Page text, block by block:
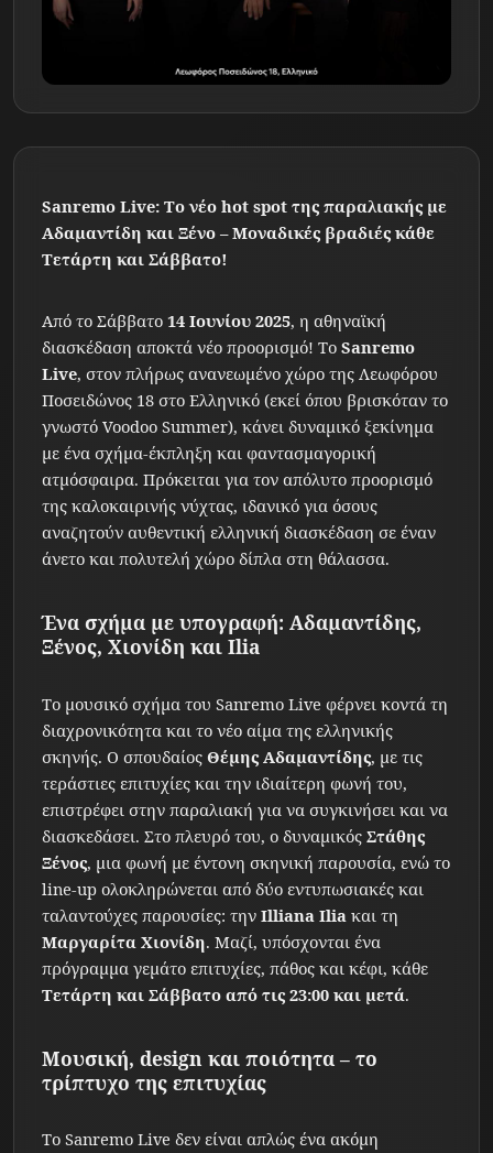
Sanremo Live: Το νέο hot spot της παραλιακής με
Αδαμαντίδη και Ξένο – Μοναδικές βραδιές κάθε
Τετάρτη και Σάββατο!
Από το Σάββατο 14 Ιουνίου 2025, η αθηναϊκή
διασκέδαση αποκτά νέο προορισμό! Το Sanremo
Live, στον πλήρως ανανεωμένο χώρο της Λεωφόρου
Ποσειδώνος 18 στο Ελληνικό (εκεί όπου βρισκόταν το
γνωστό Voodoo Summer), κάνει δυναμικό ξεκίνημα
με ένα σχήμα-έκπληξη και φαντασμαγορική
ατμόσφαιρα. Πρόκειται για τον απόλυτο προορισμό
της καλοκαιρινής νύχτας, ιδανικό για όσους
αναζητούν αυθεντική ελληνική διασκέδαση σε έναν
άνετο και πολυτελή χώρο δίπλα στη θάλασσα.
Ένα σχήμα με υπογραφή: Αδαμαντίδης,
Ξένος, Χιονίδη και Ilia
Το μουσικό σχήμα του Sanremo Live φέρνει κοντά τη
διαχρονικότητα και το νέο αίμα της ελληνικής
σκηνής. Ο σπουδαίος Θέμης Αδαμαντίδης, με τις
τεράστιες επιτυχίες και την ιδιαίτερη φωνή του,
επιστρέφει στην παραλιακή για να συγκινήσει και να
διασκεδάσει. Στο πλευρό του, ο δυναμικός Στάθης
Ξένος, μια φωνή με έντονη σκηνική παρουσία, ενώ το
line-up ολοκληρώνεται από δύο εντυπωσιακές και
ταλαντούχες παρουσίες: την Illiana Ilia και τη
Μαργαρίτα Χιονίδη. Μαζί, υπόσχονται ένα
πρόγραμμα γεμάτο επιτυχίες, πάθος και κέφι, κάθε
Τετάρτη και Σάββατο από τις 23:00 και μετά.
Μουσική, design και ποιότητα – το
τρίπτυχο της επιτυχίας
Το Sanremo Live δεν είναι απλώς ένα ακόμη